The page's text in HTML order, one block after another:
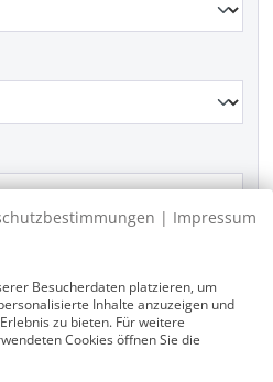
den gewünschten
| Impressum
Besucherdaten platzieren, um
Inhalte anzuzeigen und
zu bieten. Für weitere
Cookies öffnen Sie die